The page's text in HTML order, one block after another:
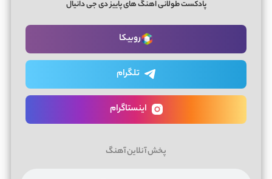
پادکست طولانی اهنگ های پاییز دی جی دانیال
روبیکا
تلگرام
اینستاگرام
پخش آنلاین آهنگ